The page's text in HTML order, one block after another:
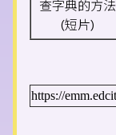
查字典的方法
(短片)
https://